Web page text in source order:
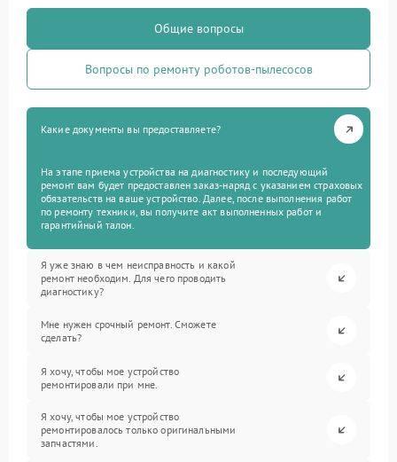
Общие вопросы
Вопросы по ремонту роботов-пылесосов
Какие документы вы предоставляете?
На этапе приема устройства на диагностику и последующий
ремонт вам будет предоставлен заказ-наряд с указанием страховых
обязательств на ваше устройство. Далее, после выполнения работ
по ремонту техники, вы получите акт выполненных работ и
гарантийный талон.
Я уже знаю в чем неисправность и какой
ремонт необходим. Для чего проводить
диагностику?
Мне нужен срочный ремонт. Сможете
сделать?
Я хочу, чтобы мое устройство
ремонтировали при мне.
Я хочу, чтобы мое устройство
ремонтировалось только оригинальными
запчастями.